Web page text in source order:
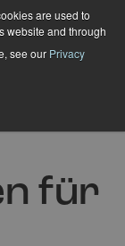
are used to
website and through
see our Privacy
für